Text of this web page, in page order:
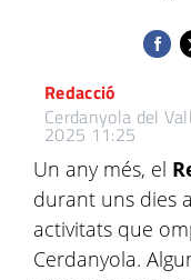
Redacció
Cerdanyola del
2025 11:25
Un any més, el
durant uns dies
activitats que
Cerdanyola.